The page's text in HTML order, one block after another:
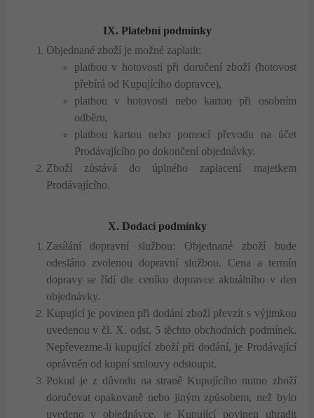
IX. Platební podmínky
Objednané zboží je možné zaplatit:
platbou v hotovosti při doručení zboží (hotovost
přebírá od Kupujícího dopravce),
platbou v hotovosti nebo kartou při osobním
odběru,
platbou kartou nebo pomocí převodu na účet
Prodávajícího po dokončení objednávky.
Zboží zůstává do úplného zaplacení majetkem
Prodávajícího.
X. Dodací podmínky
Zasílání dopravní službou: Objednané zboží bude
odesláno zvolenou dopravní službou. Cena a termín
dopravy se řídí dle ceníku dopravce aktuálního v den
objednávky.
Kupující je povinen při dodání zboží převzít s výjimkou
uvedenou v čl. X. odst. 5 těchto obchodních podmínek.
Nepřevezme-li kupující zboží při dodání, je Prodávající
oprávněn od kupní smlouvy odstoupit.
Pokud je z důvodu na straně Kupujícího nutno zboží
doručovat opakovaně nebo jiným způsobem, než bylo
uvedeno v objednávce, je Kupující povinen uhradit